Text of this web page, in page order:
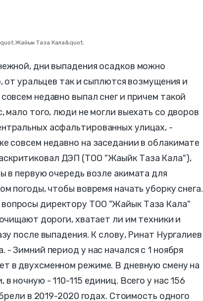
Таза Кала&quot;
дни выпадения осадков можно
от уральцев так и сыплются возмущения и
недавно выпал снег и причем такой
мало того, люди не могли выехать со дворов
асфальтированных улицах, -
совсем недавно на заседании в облакимате
ДЭП (ТОО "Жаыйк Таза Кала"),
в первую очередь возле акимата для
погоды, чтобы вовремя начать уборку снега.
директору ТОО "Жайык Таза Кала"
дороги, хватает ли им техники и
после выпадения. К слову, Ринат Нургалиев
Зимний период у нас начался с 1 ноября
в двухсменном режиме. В дневную смену на
ночную - 110-115 единиц. Всего у нас 156
в 2019-2020 годах. Стоимость одного